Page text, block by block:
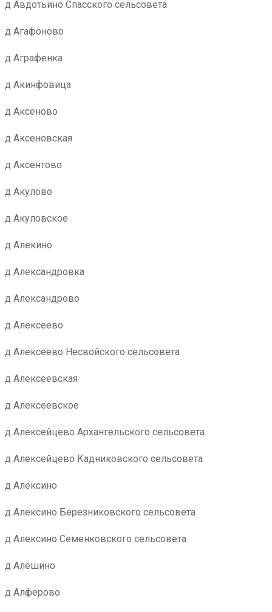
д Авдотьино Спасского сельсовета
д Агафоново
д Аграфенка
д Акинфовица
д Аксеново
д Аксеновская
д Аксентово
д Акулово
д Акуловское
д Алекино
д Александровка
д Александрово
д Алексеево
д Алексеево Несвойского сельсовета
д Алексеевская
д Алексеевское
д Алексейцево Архангельского сельсовета
д Алексейцево Кадниковского сельсовета
д Алексино
д Алексино Березниковского сельсовета
д Алексино Семенковского сельсовета
д Алешино
д Алферово